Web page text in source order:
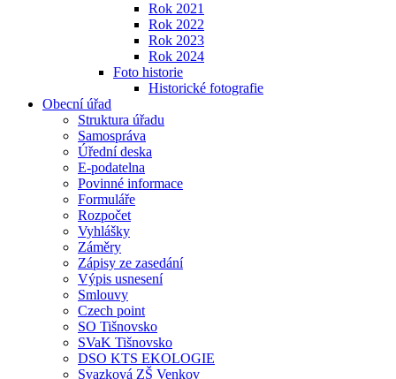
Rok 2021
Rok 2022
Rok 2023
Rok 2024
Foto historie
Historické fotografie
Obecní úřad
Struktura úřadu
Samospráva
Úřední deska
E-podatelna
Povinné informace
Formuláře
Rozpočet
Vyhlášky
Záměry
Zápisy ze zasedání
Výpis usnesení
Smlouvy
Czech point
SO Tišnovsko
SVaK Tišnovsko
DSO KTS EKOLOGIE
Svazková ZŠ Venkov